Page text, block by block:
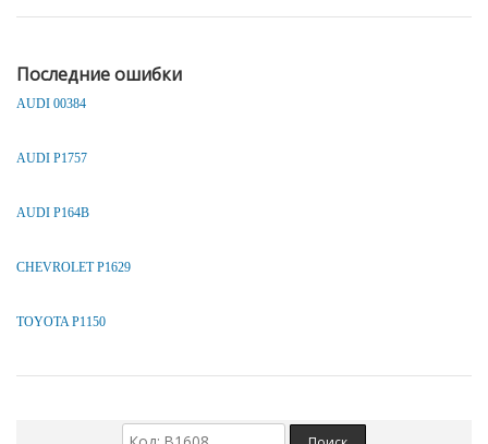
Последние ошибки
AUDI 00384
AUDI P1757
AUDI P164B
CHEVROLET P1629
TOYOTA P1150